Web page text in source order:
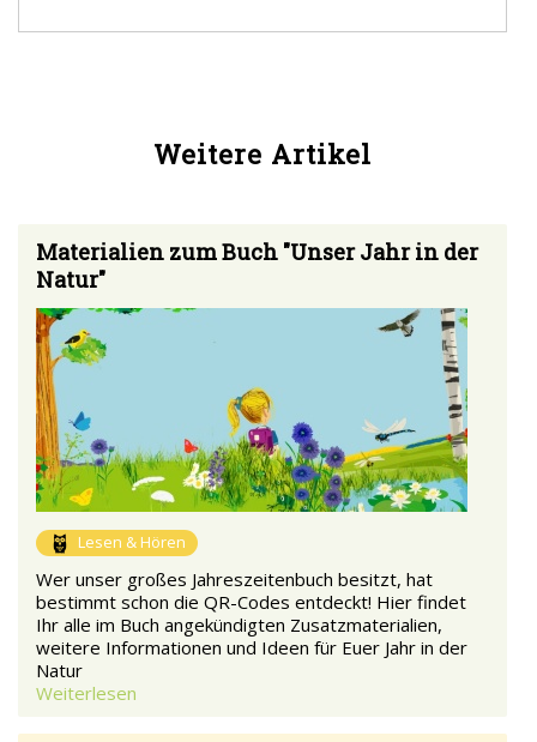
Weitere Artikel
Materialien zum Buch "Unser Jahr in der
Natur"
Lesen & Hören
Wer unser großes Jahreszeitenbuch besitzt, hat
bestimmt schon die QR-Codes entdeckt! Hier findet
Ihr alle im Buch angekündigten Zusatzmaterialien,
weitere Informationen und Ideen für Euer Jahr in der
Natur
Weiterlesen